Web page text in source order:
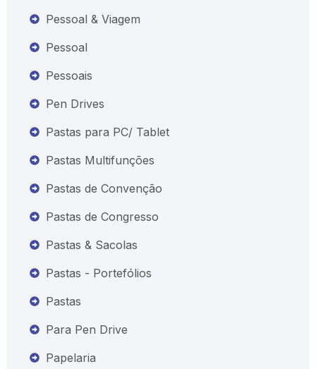
Pessoal & Viagem
Pessoal
Pessoais
Pen Drives
Pastas para PC/ Tablet
Pastas Multifunções
Pastas de Convenção
Pastas de Congresso
Pastas & Sacolas
Pastas - Portefólios
Pastas
Para Pen Drive
Papelaria